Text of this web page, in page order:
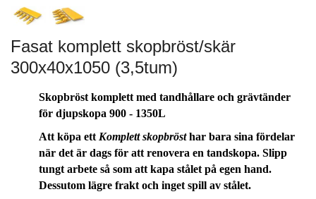
Fasat komplett skopbröst/skär
300x40x1050 (3,5tum)
Skopbröst komplett med tandhållare och grävtänder
för djupskopa 900 - 1350L
Att köpa ett Komplett skopbröst har bara sina fördelar
när det är dags för att renovera en tandskopa. Slipp
tungt arbete så som att kapa stålet på egen hand.
Dessutom lägre frakt och inget spill av stålet.